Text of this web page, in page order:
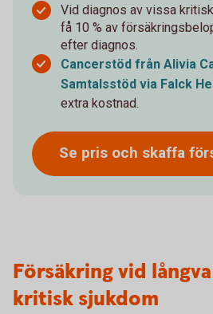
Vid diagnos av vissa
få 10 % av
efter diagnos.
Cancerstöd från Alivia
Samtalsstöd via Falck
extra kostnad.
Se pris och skaffa
Försäkring vid
kritisk sjukdom